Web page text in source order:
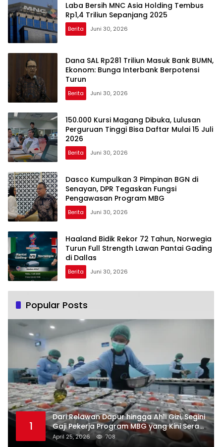
Laba Bersih MNC Asia Holding Tembus
Rp1,4 Triliun Sepanjang 2025
Berita Juni 30, 2026
Dana SAL Rp281 Triliun Masuk Bank BUMN,
Ekonom: Bunga Interbank Berpotensi
Turun
Berita Juni 30, 2026
150.000 Kursi Magang Dibuka, Lulusan
Perguruan Tinggi Bisa Daftar Mulai 15 Juli
2026
Berita Juni 30, 2026
Dasco Kumpulkan 3 Pimpinan BGN di
Senayan, DPR Tegaskan Fungsi
Pengawasan Program MBG
Berita Juni 30, 2026
Haaland Bidik Rekor 72 Tahun, Norwegia
Turun Full Strength Lawan Pantai Gading
di Dallas
Berita Juni 30, 2026
Popular Posts
1
Dari Relawan Dapur hingga Ahli Gizi, Segini
Gaji Pekerja Program MBG yang Kini Serap
Hampir Sejuta Tenaga Kerja
April 25, 2026 708